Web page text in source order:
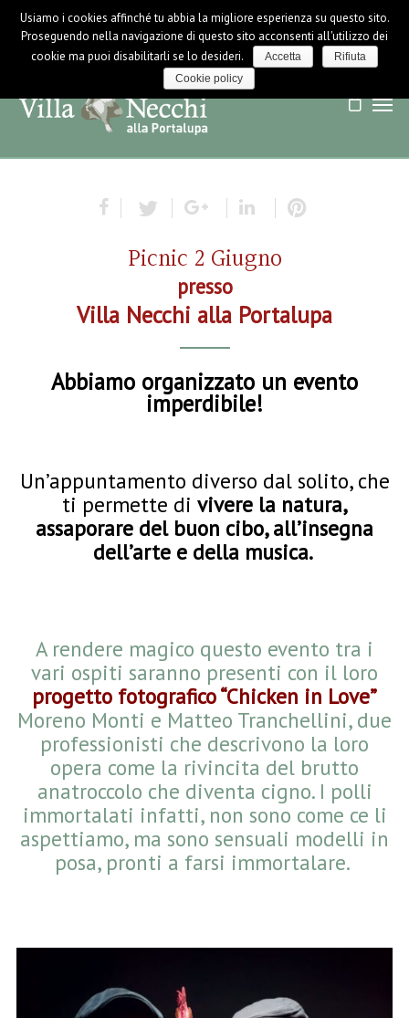
LOGIN / LOGOUT NEWS
Picnic 2 Giugno
presso
Villa Necchi alla Portalupa
Abbiamo organizzato un evento
imperdibile!
Un’appuntamento diverso dal solito, che
ti permette di vivere la natura,
assaporare del buon cibo, all’insegna
dell’arte e della musica.
A rendere magico questo evento tra i
vari ospiti saranno presenti con il loro
progetto fotografico “Chicken in Love”
Moreno Monti e Matteo Tranchellini, due
professionisti che descrivono la loro
opera come la rivincita del brutto
anatroccolo che diventa cigno. I polli
immortalati infatti, non sono come ce li
aspettiamo, ma sono sensuali modelli in
posa, pronti a farsi immortalare.
Usiamo i cookies affinché tu abbia la migliore esperienza su questo sito.
Proseguendo nella navigazione di questo sito acconsenti all'utilizzo dei
cookie ma puoi disabilitarli se lo desideri.
Accetta
Rifiuta
Cookie policy